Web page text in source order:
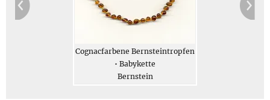
Cognacfarbene Bernsteintropfen
• Babykette
Bernstein